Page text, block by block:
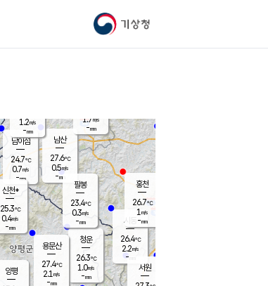
기상청
남이섬
24.7℃
0.7m/s
-mm
남산
27.6℃
0.5m/s
-mm
청운
26.3℃
1.0m/s
-mm
팔봉
23.4℃
0.3m/s
-mm
1.2m/s
-mm
신천*
25.3℃
0.4m/s
-mm
시동
26.4℃
2.2m/s
- mm
서원
용문산
27.4℃
2.1 m/s
-mm
홍천
26.7℃
1 m/s
-mm
양평
1.7 m/s
-mm